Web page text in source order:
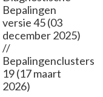
Bepalingen
versie 45 (03
december 2025)
//
Bepalingenclusters
19 (17 maart
2026)